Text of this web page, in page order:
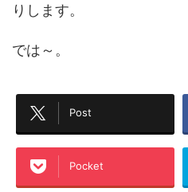
りします。
では～。
Post
Pocket